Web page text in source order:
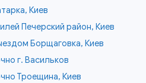
Киев
Печерский район, Киев
Борщаговка, Киев
г. Васильков
Троещина, Киев